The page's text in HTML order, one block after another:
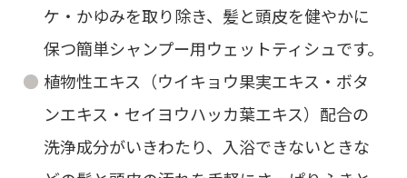
ケ・かゆみを取り除き、髪と頭皮を健やかに
保つ簡単シャンプー用ウェットティシュです。
植物性エキス（ウイキョウ果実エキス・ボタ
ンエキス・セイヨウハッカ葉エキス）配合の
洗浄成分がいきわたり、入浴できないときな